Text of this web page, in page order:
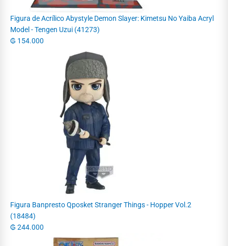
Figura de Acrílico Abystyle Demon Slayer: Kimetsu No Yaiba Acryl
Model - Tengen Uzui (41273)
₲ 154.000
Figura Banpresto Qposket Stranger Things - Hopper Vol.2
(18484)
₲ 244.000